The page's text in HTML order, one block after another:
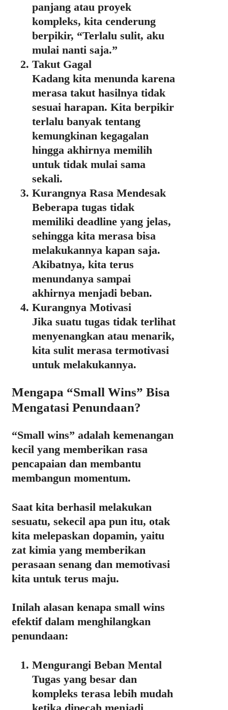
panjang atau proyek
kompleks, kita cenderung
berpikir, “Terlalu sulit, aku
mulai nanti saja.”
Takut Gagal
Kadang kita menunda karena
merasa takut hasilnya tidak
sesuai harapan. Kita berpikir
terlalu banyak tentang
kemungkinan kegagalan
hingga akhirnya memilih
untuk tidak mulai sama
sekali.
Kurangnya Rasa Mendesak
Beberapa tugas tidak
memiliki deadline yang jelas,
sehingga kita merasa bisa
melakukannya kapan saja.
Akibatnya, kita terus
menundanya sampai
akhirnya menjadi beban.
Kurangnya Motivasi
Jika suatu tugas tidak terlihat
menyenangkan atau menarik,
kita sulit merasa termotivasi
untuk melakukannya.
Mengapa “Small Wins” Bisa
Mengatasi Penundaan?
“Small wins” adalah kemenangan
kecil yang memberikan rasa
pencapaian dan membantu
membangun momentum.
Saat kita berhasil melakukan
sesuatu, sekecil apa pun itu, otak
kita melepaskan dopamin, yaitu
zat kimia yang memberikan
perasaan senang dan memotivasi
kita untuk terus maju.
Inilah alasan kenapa small wins
efektif dalam menghilangkan
penundaan:
Mengurangi Beban Mental
Tugas yang besar dan
kompleks terasa lebih mudah